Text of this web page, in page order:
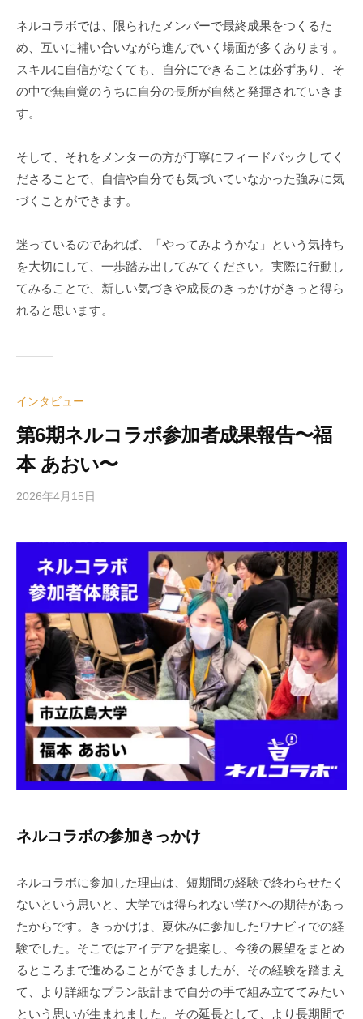
ネルコラボでは、限られたメンバーで最終成果をつくるた
め、互いに補い合いながら進んでいく場面が多くあります。
スキルに自信がなくても、自分にできることは必ずあり、そ
の中で無自覚のうちに自分の長所が自然と発揮されていきま
す。
そして、それをメンターの方が丁寧にフィードバックしてく
ださることで、自信や自分でも気づいていなかった強みに気
づくことができます。
迷っているのであれば、「やってみようかな」という気持ち
を大切にして、一歩踏み出してみてください。実際に行動し
てみることで、新しい気づきや成長のきっかけがきっと得ら
れると思います。
インタビュー
第6期ネルコラボ参加者成果報告〜福
本 あおい〜
2026年4月15日
i
t
o
2
ネルコラボの参加きっかけ
ネルコラボに参加した理由は、短期間の経験で終わらせたく
ないという思いと、大学では得られない学びへの期待があっ
たからです。きっかけは、夏休みに参加したワナビィでの経
験でした。そこではアイデアを提案し、今後の展望をまとめ
るところまで進めることができましたが、その経験を踏まえ
て、より詳細なプラン設計まで自分の手で組み立ててみたい
という思いが生まれました。その延長として、より長期間で